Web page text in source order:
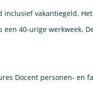
vakantiegeld.
40-urige werkweek.
Docent personen- en